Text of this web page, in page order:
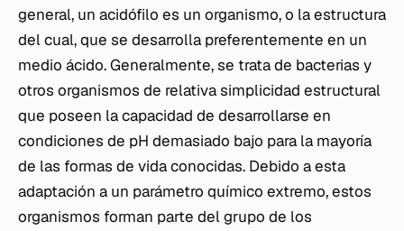
general, un acidófilo es un organismo, o la estructura
del cual, que se desarrolla preferentemente en un
medio ácido. Generalmente, se trata de bacterias y
otros organismos de relativa simplicidad estructural
que poseen la capacidad de desarrollarse en
condiciones de pH demasiado bajo para la mayoría
de las formas de vida conocidas. Debido a esta
adaptación a un parámetro químico extremo, estos
organismos forman parte del grupo de los